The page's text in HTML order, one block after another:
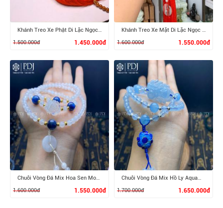
XEM CHI TIẾT
1.500.000đ
1.450.000đ
XEM CHI TIẾT
1.600.000đ
1.550.000đ
Chuỗi Vòng Đá Mix Hoa Sen Moonstone
1.600.000đ
1.550.000đ
Chuỗi Vòng Đá Mix Hồ Ly Aquamarine
1.700.000đ
1.650.000đ